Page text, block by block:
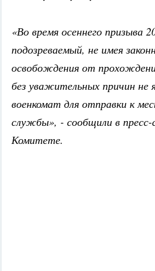
«Во время осеннего призыва
подозреваемый, не имея
освобождения от
без уважительных причин не
военкомат для отправки к
службы», - сообщили в
Комитете.